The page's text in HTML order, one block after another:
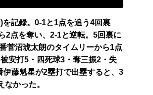
記録。0-1と1点を追う4回裏
2点を奪い、2-1と逆転。5回裏に
菅沼琥太朗のタイムリーから1点
安打5・四死球3・奪三振2・失
藤魁星が2塁打で出塁すると、3
かった。